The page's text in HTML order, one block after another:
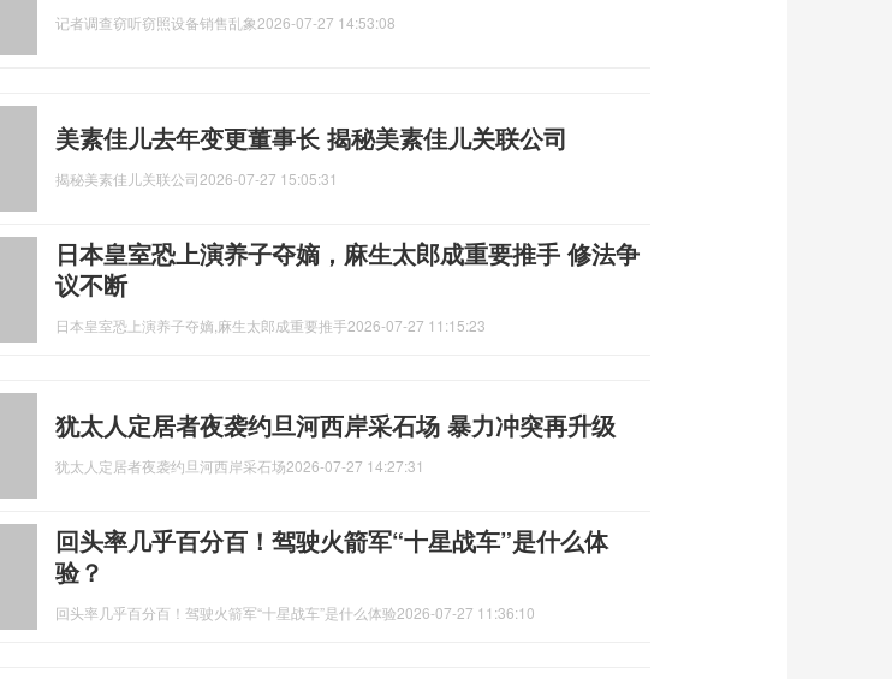
记者调查窃听窃照设备销售乱象2026-07-27 14:53:08
美素佳儿去年变更董事长 揭秘美素佳儿关联公司
揭秘美素佳儿关联公司2026-07-27 15:05:31
日本皇室恐上演养子夺嫡，麻生太郎成重要推手 修法争
议不断
日本皇室恐上演养子夺嫡,麻生太郎成重要推手2026-07-27 11:15:23
犹太人定居者夜袭约旦河西岸采石场 暴力冲突再升级
犹太人定居者夜袭约旦河西岸采石场2026-07-27 14:27:31
回头率几乎百分百！驾驶火箭军“十星战车”是什么体
验？
回头率几乎百分百！驾驶火箭军“十星战车”是什么体验2026-07-27 11:36:10